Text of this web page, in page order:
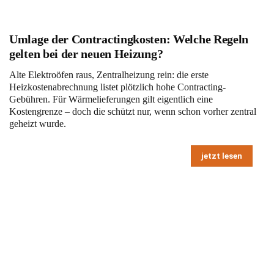
Umlage der Contractingkosten: Welche Regeln
gelten bei der neuen Heizung?
Alte Elektroöfen raus, Zentralheizung rein: die erste
Heizkostenabrechnung listet plötzlich hohe Contracting-
Gebühren. Für Wärmelieferungen gilt eigentlich eine
Kostengrenze – doch die schützt nur, wenn schon vorher zentral
geheizt wurde.
jetzt lesen